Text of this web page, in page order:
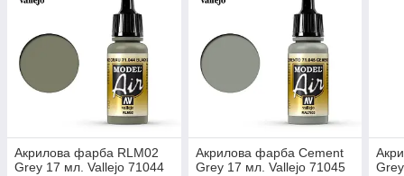
Акрилова фарба RLM02
Grey 17 мл. Vallejo 71044
Акрилова фарба Cement
Grey 17 мл. Vallejo 71045